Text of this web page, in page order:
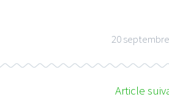
20
Article